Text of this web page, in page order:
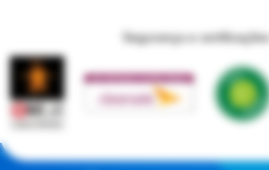
Segurança e certificações